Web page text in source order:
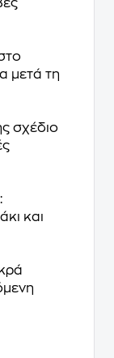
μετά τη
σχέδιο
:
και